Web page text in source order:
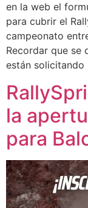
en la web el
para cubrir el
campeonato
Recordar que se
están
la
para